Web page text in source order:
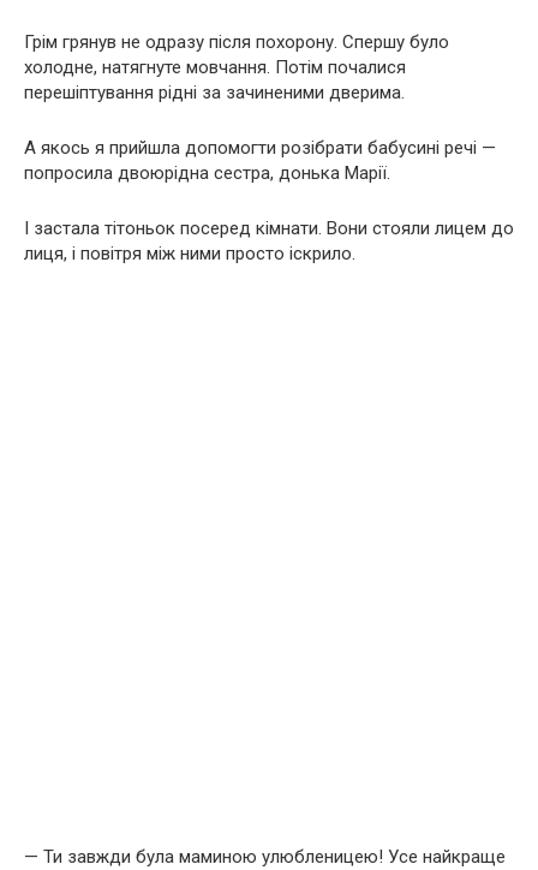
Грім грянув не одразу після похорону. Спершу було
холодне, натягнуте мовчання. Потім почалися
перешіптування рідні за зачиненими дверима.
А якось я прийшла допомогти розібрати бабусині речі —
попросила двоюрідна сестра, донька Марії.
І застала тітоньок посеред кімнати. Вони стояли лицем до
лиця, і повітря між ними просто іскрило.
— Ти завжди була маминою улюбленицею! Усе найкраще